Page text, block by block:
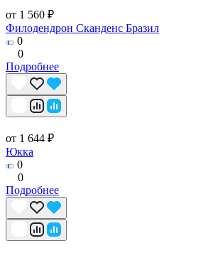
от 1 560 ₽
Филодендрон Сканденс Бразил
0
0
Подробнее
от 1 644 ₽
Юкка
0
0
Подробнее